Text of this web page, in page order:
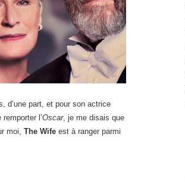
d’une part, et pour son actrice
l’Oscar, je me disais que
moi, The Wife est à ranger parmi